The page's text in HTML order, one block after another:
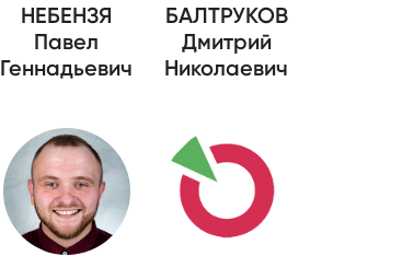
НЕБЕНЗЯ
Павел
Геннадьевич
БАЛТРУКОВ
Дмитрий
Николаевич